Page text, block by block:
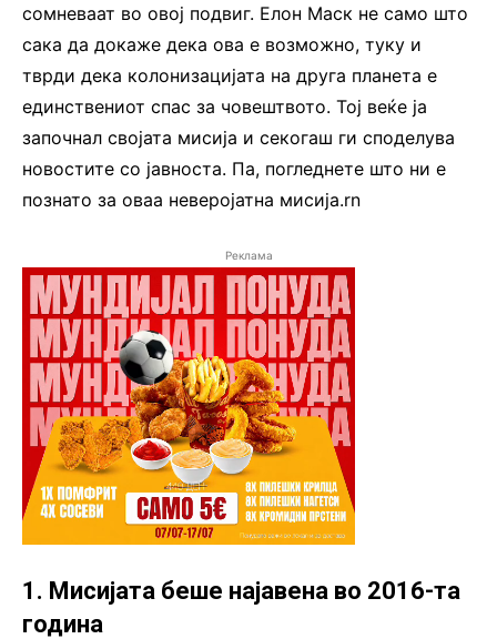
сомневаат во овој подвиг. Елон Маск не само што
сака да докаже дека ова е возможно, туку и
тврди дека колонизацијата на друга планета е
единствениот спас за човештвото. Тој веќе ја
започнал својата мисија и секогаш ги споделува
новостите со јавноста. Па, погледнете што ни е
познато за оваа неверојатна мисија.rn
Реклама
1. Мисијата беше најавена во 2016-та
година